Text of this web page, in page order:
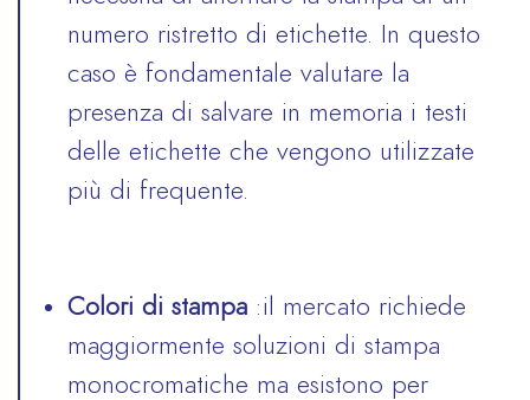
numero ristretto di etichette. In questo
caso è fondamentale valutare la
presenza di salvare in memoria i testi
delle etichette che vengono utilizzate
più di frequente.
Colori di stampa :il mercato richiede
maggiormente soluzioni di stampa
monocromatiche ma esistono per